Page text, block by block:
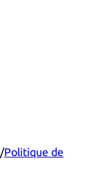
/Politique de